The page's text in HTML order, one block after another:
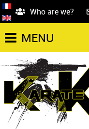
Who are we?
MENU